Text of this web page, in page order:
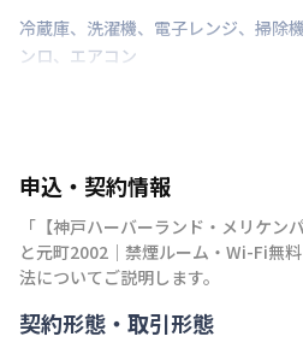
冷蔵庫、 洗濯機、 電子レンジ、 掃除機
ンロ、 エアコン
申込・契約情報
「 【神戸ハーバーランド・メリケン
と元町2002｜禁煙ルーム・Wi-Fi無
法についてご説明します。
契約形態・取引形態